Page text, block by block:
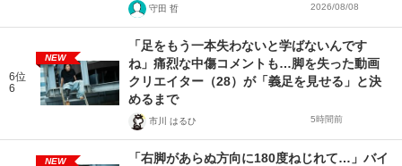
守田 哲 2026/08/08
6位
6
NEW
「足をもう一本失わないと学ばないんです
ね」痛烈な中傷コメントも…脚を失った動画
クリエイター（28）が「義足を見せる」と決
めるまで
市川 はるひ 5時間前
NEW
「右脚があらぬ方向に180度ねじれて…」バイ